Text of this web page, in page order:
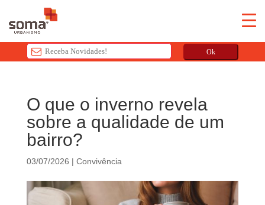
Ok
i
s
f
i
e
O que o inverno revela
sobre a qualidade de um
bairro?
03/07/2026 | Convivência